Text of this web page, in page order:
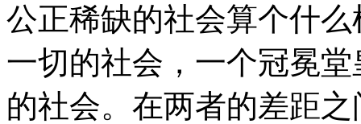
公正稀缺的社会算个什
一切的社会，一个冠冕
的社会。在两者的差距